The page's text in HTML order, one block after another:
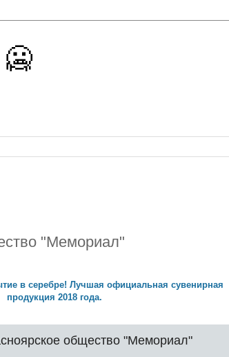
"Мемориал"
в серебре! Лучшая официальная сувенирная
продукция 2018 года.
общество "Мемориал"